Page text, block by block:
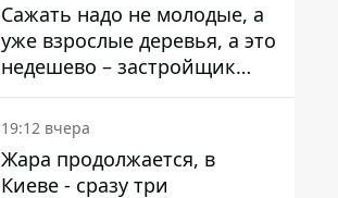
Сажать надо не молодые, а
уже взрослые деревья, а это
недешево – застройщик
Никонов
19:12 вчера
Жара продолжается, в
Киеве - сразу три